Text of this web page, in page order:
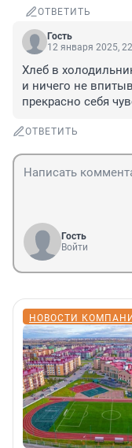
ОТВЕТИТЬ
Гость
12 января 2025,
Хлеб в
и ничего не
прекрасно себя
ОТВЕТИТЬ
Гость
Войти
НОВОСТИ